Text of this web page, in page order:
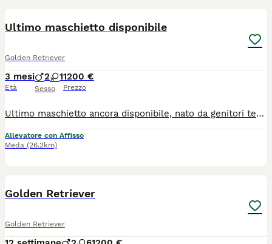
Ultimo maschietto disponibile
Golden Retriever
3 mesi
Età
2 1
Sesso
1200 €
Prezzo
Ultimo maschietto ancora disponibile, nato da genitori testati per displasia Anche/Gomiti, oculopatie, cardiopatie, test genetici Laboklin e Vetogene con DNA depositato. Verra’ consegnato dopo i 65 giorni con Pedigree ENCI, primo Vaccino, 3 Sverminazioni, Thermochip, iscrizione anagrafe canina e puppykit.
Allevatore con Affisso
Meda (26.2km)
Golden Retriever
Golden Retriever